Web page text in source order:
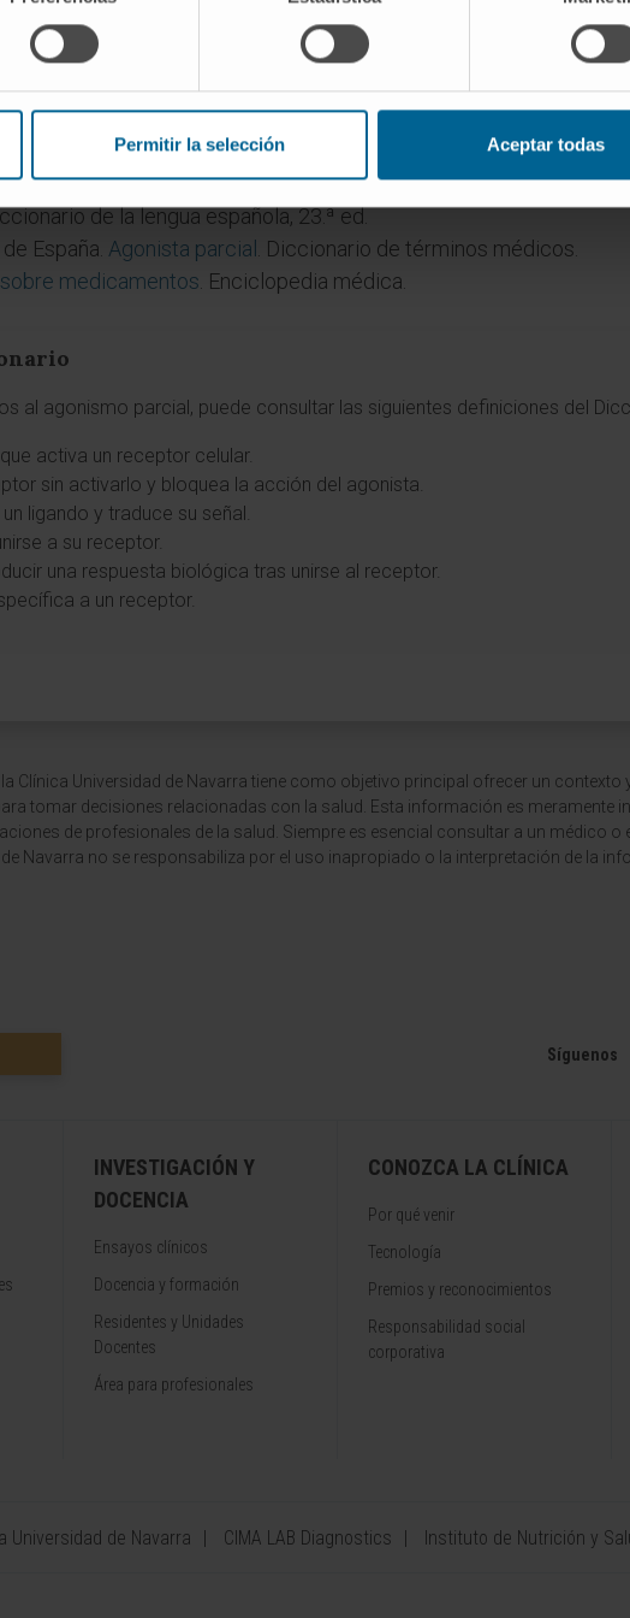
Permitir la selección Aceptar todas
necesaria para producir un efecto determinado y depende
máxima, con independencia de la dosis. Un agonista parcial
nunca cierto nivel de respuesta.
Interacciones fármaco-receptor.
de la lengua española, 23.ª ed.
España. Agonista parcial
. Diccionario de términos médicos.
medicamentos . Enciclopedia médica.
al agonismo parcial, puede consultar las siguientes definiciones del
activa un receptor celular.
sin activarlo y bloquea la acción del agonista.
ligando y traduce su señal.
a su receptor.
una respuesta biológica tras unirse al receptor.
a un receptor.
Clínica Universidad de Navarra tiene como objetivo principal ofrecer un contexto
tomar decisiones relacionadas con la salud. Esta información es meramente
de profesionales de la salud. Siempre es esencial consultar a un médico o
Navarra no se responsabiliza por el uso inapropiado o la interpretación de la
Síguenos
INVESTIGACIÓN Y
DOCENCIA
Ensayos clínicos
Docencia y formación
Residentes y Unidades
Docentes
Área para profesionales
CONOZCA LA CLÍNICA
Por qué venir
Tecnología
Premios y reconocimientos
Responsabilidad social
corporativa
Universidad de Navarra CIMA LAB Diagnostics Instituto de Nutrición y